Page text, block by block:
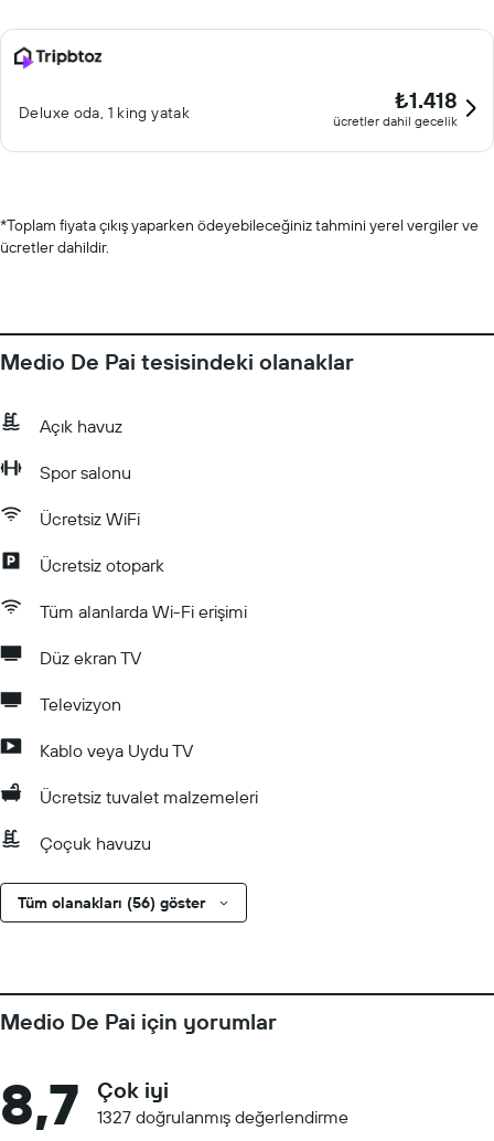
Deluxe oda, 1 king yatak ₺1.418
ücretler dahil gecelik
*Toplam fiyata çıkış yaparken ödeyebileceğiniz tahmini yerel vergiler ve
ücretler dahildir.
Medio De Pai tesisindeki olanaklar
Açık havuz
Spor salonu
Ücretsiz WiFi
Ücretsiz otopark
Tüm alanlarda Wi-Fi erişimi
Düz ekran TV
Televizyon
Kablo veya Uydu TV
Ücretsiz tuvalet malzemeleri
Çoçuk havuzu
Tüm olanakları (56) göster
Medio De Pai için yorumlar
8,7 Çok iyi
1327 doğrulanmış değerlendirme